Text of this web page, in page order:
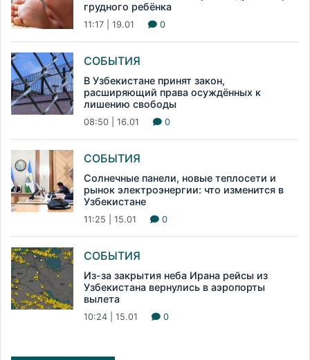
грудного ребёнка
11:17 | 19.01 0
СОБЫТИЯ
В Узбекистане принят закон,
расширяющий права осуждённых к
лишению свободы
08:50 | 16.01 0
СОБЫТИЯ
Солнечные панели, новые теплосети и
рынок электроэнергии: что изменится в
Узбекистане
11:25 | 15.01 0
СОБЫТИЯ
Из-за закрытия неба Ирана рейсы из
Узбекистана вернулись в аэропорты
вылета
10:24 | 15.01 0